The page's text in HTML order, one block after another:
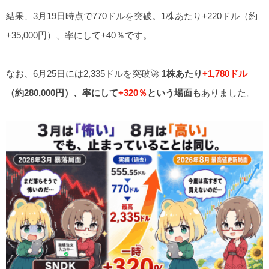
結果、3月19日時点で770ドルを突破。1株あたり+220ドル（約
+35,000円）、率にして+40％です。
なお、6月25日には2,335ドルを突破🚀 1株あたり+1,780ドル
（約280,000円）、率にして+320％という場面もありました。